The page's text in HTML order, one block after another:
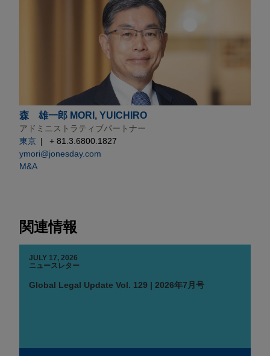
森 雄一郎 MORI, YUICHIRO
アドミニストラティブパートナー
東京
+ 81.3.6800.1827
ymori@jonesday.com
M&A
関連情報
JULY 17, 2026
ニュースレター
Global Legal Update Vol. 129 | 2026年7月号